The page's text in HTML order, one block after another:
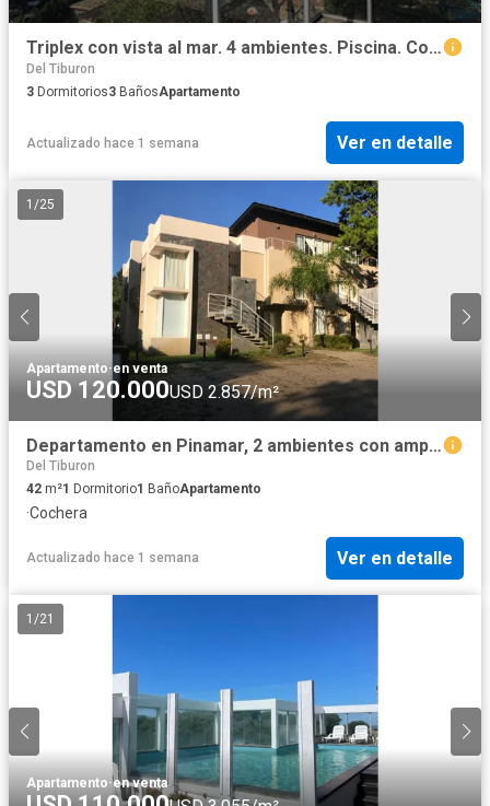
Triplex con vista al mar. 4 ambientes. Piscina. Cochera. Pinamar
Del Tiburon
3 Dormitorios3 BañosApartamento
Actualizado hace 1 semana Ver en detalle
1 /25
Apartamento·en venta
USD 120.000USD 2.857/m²
Departamento en Pinamar, 2 ambientes con amplia terraza. Gas Natural
Del Tiburon
42 m²1 Dormitorio1 BañoApartamento
·Cochera
Actualizado hace 1 semana Ver en detalle
1 /21
Apartamento·en venta